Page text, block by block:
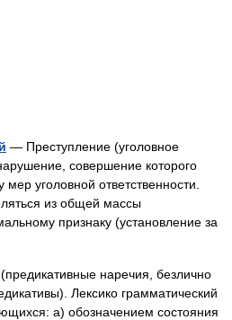
— Преступление (уголовное
совершение которого
уголовной ответственности.
из общей массы
признаку (установление за
наречия, безлично
Лексико грамматический
а) обозначением состояния